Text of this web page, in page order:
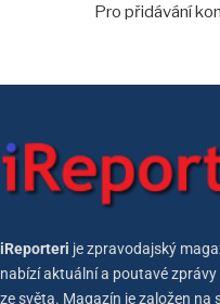
Pro přidávání
iReporteri je zpravodajský
nabízí aktuální a poutavé zprávy
ze světa. Magazín je založen na